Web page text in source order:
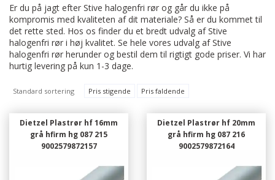
Er du på jagt efter Stive halogenfri rør og går du ikke på
kompromis med kvaliteten af dit materiale? Så er du kommet til
det rette sted. Hos os finder du et bredt udvalg af Stive
halogenfri rør i høj kvalitet. Se hele vores udvalg af Stive
halogenfri rør herunder og bestil dem til rigtigt gode priser. Vi har
hurtig levering på kun 1-3 dage.
Standard sortering Pris stigende Pris faldende
Dietzel Plastrør hf 16mm
grå hfirm hg 087 215
9002579872157
Dietzel Plastrør hf 20mm
grå hfirm hg 087 216
9002579872164